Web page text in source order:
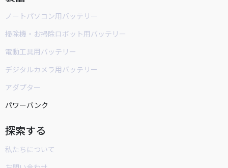
ノートパソコン用バッテリー
掃除機・お掃除ロボット用バッテリー
電動工具用バッテリー
デジタルカメラ用バッテリー
アダプター
パワーバンク
探索する
私たちについて